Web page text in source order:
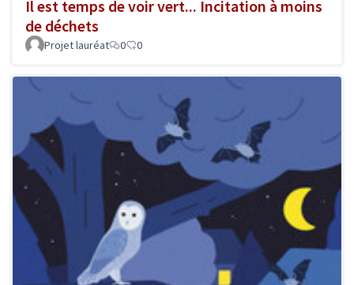
Il est temps de voir vert... Incitation à moins
de déchets
Projet lauréat 0 0